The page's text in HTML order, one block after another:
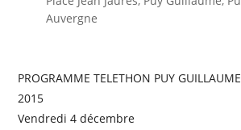
Auvergne
PROGRAMME TELETHON PUY
2015
Vendredi 4 décembre